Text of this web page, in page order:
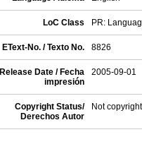
LoC Class PR:
EText-No. / Texto No. 8826
Release Date / Fecha
impresión
2005-09-01
Copyright Status/
Derechos Autor
Not